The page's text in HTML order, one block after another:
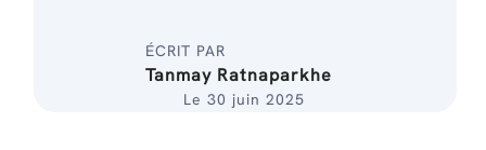
ÉCRIT PAR
Tanmay Ratnaparkhe
Le 30 juin 2025